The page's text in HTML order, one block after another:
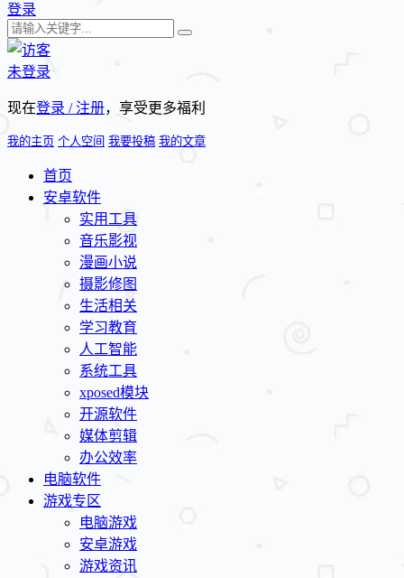
登录
未登录
现在登录 / 注册，享受更多福利
我的主页 个人空间 我要投稿 我的文章
首页
安卓软件
实用工具
音乐影视
漫画小说
摄影修图
生活相关
学习教育
人工智能
系统工具
xposed模块
开源软件
媒体剪辑
办公效率
电脑软件
游戏专区
电脑游戏
安卓游戏
游戏资讯